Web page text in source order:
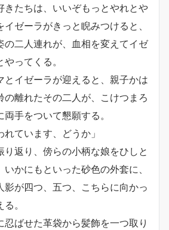
たちは、いいぞもっとやれとや
ゼーラがきっと睨みつけると、
の二人連れが、血相を変えてイゼ
ってくる。
イゼーラが迎えると、親子かは
の離れたその二人が、こけつまろ
手をついて懇願する。
れています、どうか」
返り、傍らの小柄な娘をひしと
かにもといった砂色の外套に、
影が四つ、五つ、こちらに向かっ
。
ばせた革袋から髪飾を一つ取り